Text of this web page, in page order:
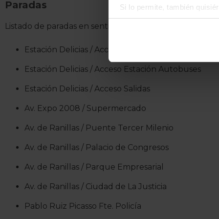
Si lo permite, también
Recopilar
por ejemplo, la dirección IP,
para mantener activa esta
el seguimiento y análisis
opciónRechazar
funcionamiento del sitio
Paradas
Listado de paradas en sentido: CIRCULAR 1 -
Estación Delicias / Acceso Llegadas
Estación Delicias / Acceso Estación Autobuses
Estación Delicias / Acceso Salidas
Av. Expo 2008 / Supermercado
Av. de Ranillas / Puente Tercer Milenio
Av. de Ranillas / Palacio de Congresos
Av. de Ranillas / Parque Empresarial
Av. de Ranillas / Ciudad de La Justicia
Pablo Ruiz Picasso Fte. Policía